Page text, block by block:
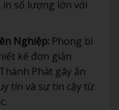
in số lượng lớn với
Nghiệp:Phong bì
kế đơn giản
Phát gây ấn
tín và sự tin cậy từ